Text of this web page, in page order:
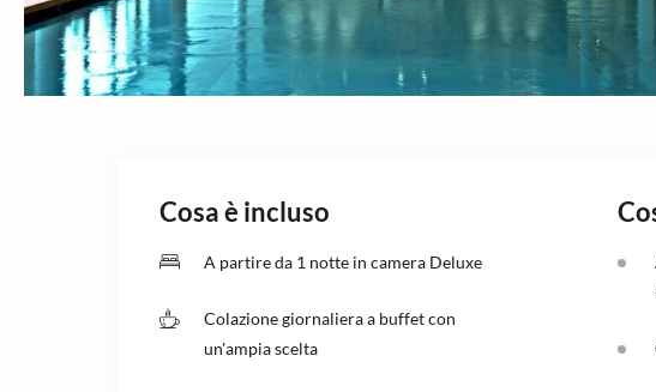
Cosa è incluso
A partire da 1 notte in camera Deluxe
Colazione giornaliera a buffet con
un'ampia scelta